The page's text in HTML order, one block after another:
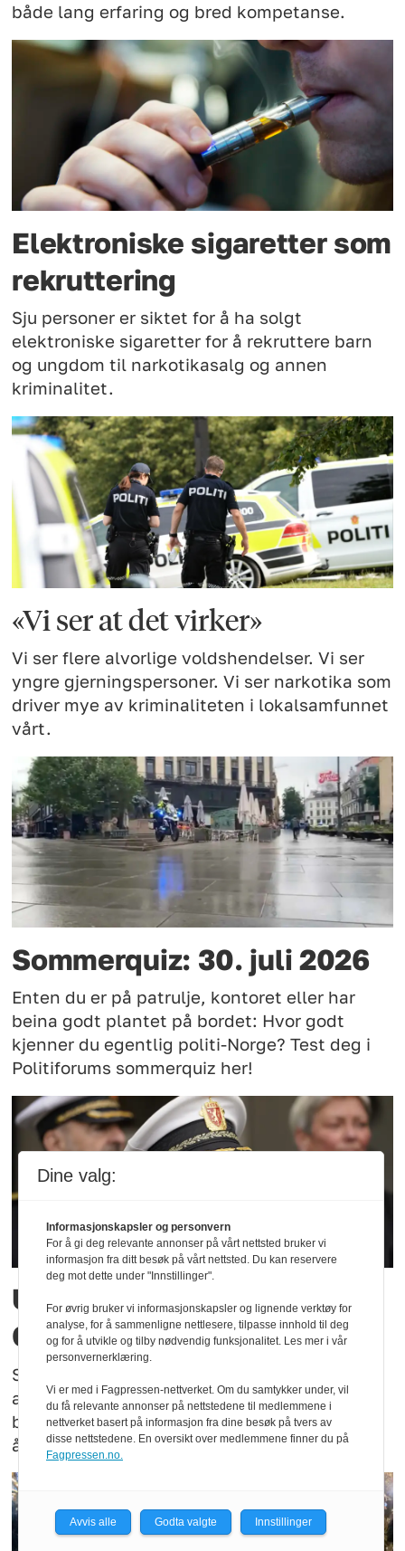
både lang erfaring og bred kompetanse.
Elektroniske sigaretter som
rekruttering
Sju personer er siktet for å ha solgt
elektroniske sigaretter for å rekruttere barn
og ungdom til narkotikasalg og annen
kriminalitet.
«Vi ser at det virker»
Vi ser flere alvorlige voldshendelser. Vi ser
yngre gjerningspersoner. Vi ser narkotika som
driver mye av kriminaliteten i lokalsamfunnet
vårt.
Sommerquiz: 30. juli 2026
Enten du er på patrulje, kontoret eller har
beina godt plantet på bordet: Hvor godt
kjenner du egentlig politi-Norge? Test deg i
Politiforums sommerquiz her!
Ungdomskriminaliteten i
Oslo går ned
Samtidig er politiet bekymret for at antallet
alvorlige voldssaker som følge av
bestillingsoppdrag øker blant dem under 18
år.
Dine valg:
Informasjonskapsler og personvern
For å gi deg relevante annonser på vårt nettsted bruker vi
informasjon fra ditt besøk på vårt nettsted. Du kan reservere
deg mot dette under "Innstillinger".
For øvrig bruker vi informasjonskapsler og lignende verktøy for
analyse, for å sammenligne nettlesere, tilpasse innhold til deg
og for å utvikle og tilby nødvendig funksjonalitet. Les mer i vår
personvernerklæring.
Vi er med i Fagpressen-nettverket. Om du samtykker under, vil
du få relevante annonser på nettstedene til medlemmene i
nettverket basert på informasjon fra dine besøk på tvers av
disse nettstedene. En oversikt over medlemmene finner du på
Fagpressen.no.
Avvis alle Godta valgte Innstillinger